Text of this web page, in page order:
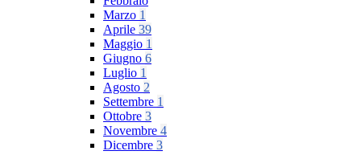
Marzo 1
Aprile 39
Maggio 1
Giugno 6
Luglio 1
Agosto 2
Settembre 1
Ottobre 3
Novembre 4
Dicembre 3